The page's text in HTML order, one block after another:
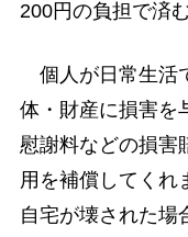
200円の負担で済
個人が日常生活
体・財産に損害を
慰謝料などの損害
用を補償してくれ
自宅が壊された場